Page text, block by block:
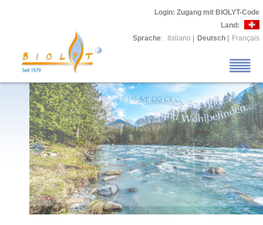
Login: Zugang mit BIOLYT-Code
Land:
Sprache: Italiano Deutsch Français